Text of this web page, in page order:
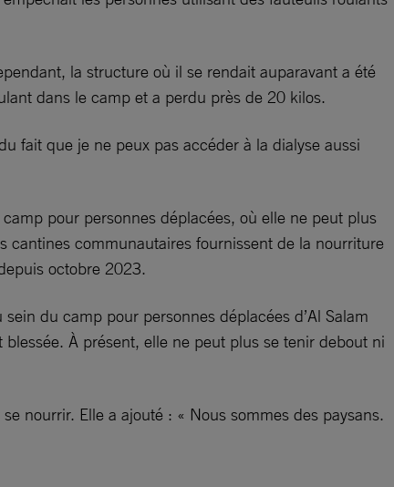
la structure où il se rendait auparavant a été
dans le camp et a perdu près de 20 kilos.
fait que je ne peux pas accéder à la dialyse aussi
pour personnes déplacées, où elle ne peut plus
cantines communautaires fournissent de la nourriture
octobre 2023.
du camp pour personnes déplacées d’Al Salam
À présent, elle ne peut plus se tenir debout ni
nourrir. Elle a ajouté : « Nous sommes des paysans.